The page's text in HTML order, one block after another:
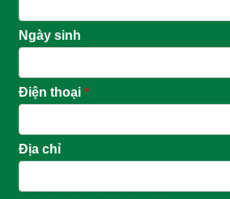
Ngày sinh
Điện thoại *
Địa chỉ